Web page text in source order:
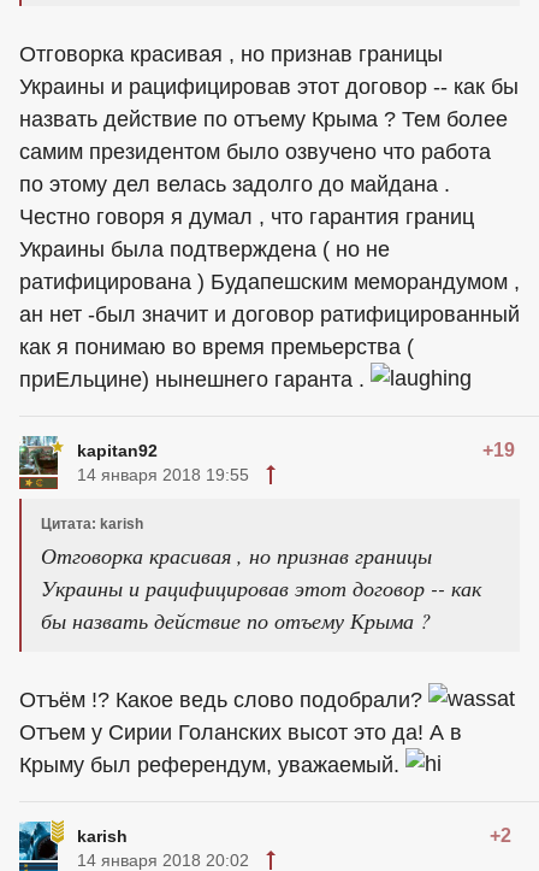
Отговорка красивая , но признав границы
Украины и рацифицировав этот договор -- как бы
назвать действие по отъему Крыма ? Тем более
самим президентом было озвучено что работа
по этому дел велась задолго до майдана .
Честно говоря я думал , что гарантия границ
Украины была подтверждена ( но не
ратифицирована ) Будапешским меморандумом ,
ан нет -был значит и договор ратифицированный
как я понимаю во время премьерства (
приЕльцине) нынешнего гаранта .
kapitan92 +19
14 января 2018 19:55
Цитата: karish
Отговорка красивая , но признав границы
Украины и рацифицировав этот договор -- как
бы назвать действие по отъему Крыма ?
Отъём !? Какое ведь слово подобрали?
Отъем у Сирии Голанских высот это да! А в
Крыму был референдум, уважаемый.
karish +2
14 января 2018 20:02